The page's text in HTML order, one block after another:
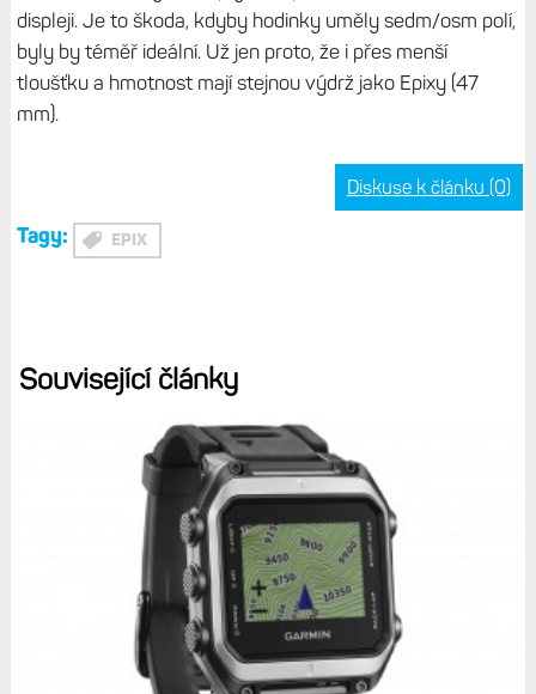
displeji. Je to škoda, kdyby hodinky uměly sedm/osm polí,
byly by téměř ideální. Už jen proto, že i přes menší
tloušťku a hmotnost mají stejnou výdrž jako Epixy (47
mm).
Diskuse k článku (0)
Tagy: EPIX